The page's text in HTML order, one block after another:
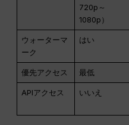
720p～
1080p）
ウォーターマ
ーク
はい
優先アクセス 最低
APIアクセス いいえ